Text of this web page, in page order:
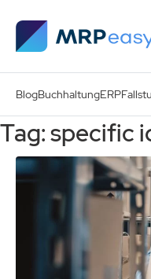
BlogBuchhaltungERP
Tag: specific